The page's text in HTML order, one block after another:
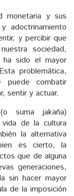
monetaria y sus
adoctrinamiento
y percibir que
sociedad,
ha sido el mayor
problemática,
combatir
sentir y actuar.
suma jakaña)
de la cultura
la alternativa
es cierto, la
que de alguna
generaciones,
sin hacer mayor
de la imposición